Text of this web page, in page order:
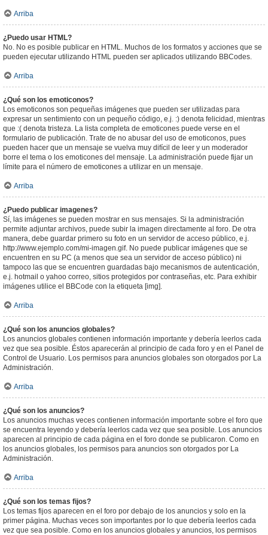
Arriba
¿Puedo usar HTML?
No. No es posible publicar en HTML. Muchos de los formatos y acciones que se
pueden ejecutar utilizando HTML pueden ser aplicados utilizando BBCodes.
Arriba
¿Qué son los emoticonos?
Los emoticonos son pequeñas imágenes que pueden ser utilizadas para
expresar un sentimiento con un pequeño código, e.j. :) denota felicidad, mientras
que :( denota tristeza. La lista completa de emoticones puede verse en el
formulario de publicación. Trate de no abusar del uso de emoticonos, pues
pueden hacer que un mensaje se vuelva muy difícil de leer y un moderador
borre el tema o los emoticones del mensaje. La administración puede fijar un
límite para el número de emoticones a utilizar en un mensaje.
Arriba
¿Puedo publicar imagenes?
Sí, las imágenes se pueden mostrar en sus mensajes. Si la administración
permite adjuntar archivos, puede subir la imagen directamente al foro. De otra
manera, debe guardar primero su foto en un servidor de acceso público, e.j.
http://www.ejemplo.com/mi-imagen.gif. No puede publicar imágenes que se
encuentren en su PC (a menos que sea un servidor de acceso público) ni
tampoco las que se encuentren guardadas bajo mecanismos de autenticación,
e.j. hotmail o yahoo correo, sitios protegidos por contraseñas, etc. Para exhibir
imágenes utilice el BBCode con la etiqueta [img].
Arriba
¿Qué son los anuncios globales?
Los anuncios globales contienen información importante y debería leerlos cada
vez que sea posible. Éstos aparecerán al principio de cada foro y en el Panel de
Control de Usuario. Los permisos para anuncios globales son otorgados por La
Administración.
Arriba
¿Qué son los anuncios?
Los anuncios muchas veces contienen información importante sobre el foro que
se encuentra leyendo y debería leerlos cada vez que sea posible. Los anuncios
aparecen al principio de cada página en el foro donde se publicaron. Como en
los anuncios globales, los permisos para anuncios son otorgados por La
Administración.
Arriba
¿Qué son los temas fijos?
Los temas fijos aparecen en el foro por debajo de los anuncios y solo en la
primer página. Muchas veces son importantes por lo que debería leerlos cada
vez que sea posible. Como en los anuncios globales y anuncios, los permisos